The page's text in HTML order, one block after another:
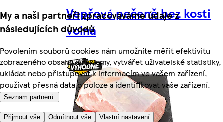
My a naši partneři zpracováváme údaje z
následujících důvodů
Povolením souborů cookies nám umožníte měřit efektivitu
zobrazeného obsahu a reklamy, vytvářet uživatelské statistiky,
ukládat nebo přistupovat k informacím ve vašem zařízení,
používat přesná data o poloze a identifikovat vaše zařízení.
Seznam partnerů.
Přijmout vše Odmítnout vše Vlastní nastavení
Vepřová pečeně bez kosti
volná